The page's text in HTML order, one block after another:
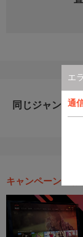
エ
通
同じジャンル
キャンペーン・お